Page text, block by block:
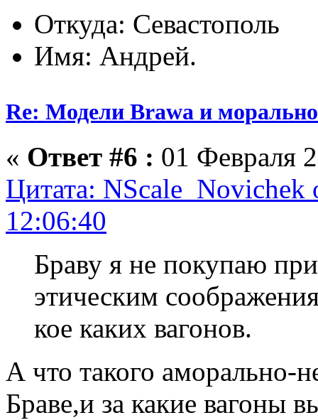
Откуда: Севастополь
Имя: Андрей.
Re: Модели Brawa и
« Ответ #6 : 01 Февраля
Цитата: NScale_Novichek
12:06:40
Браву я не покупаю
этическим
кое каких вагонов.
А что такого аморально-
Браве,и за какие вагоны